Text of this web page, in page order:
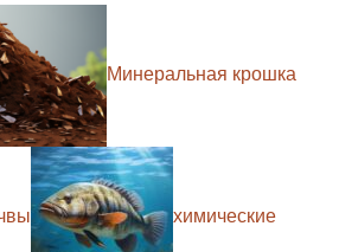
Минеральная крошка
химические